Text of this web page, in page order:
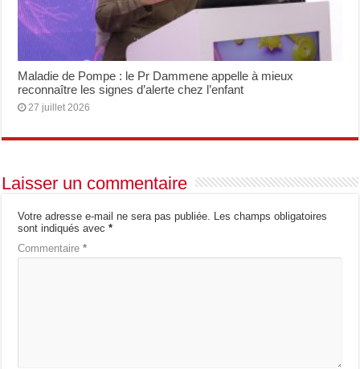
Maladie de Pompe : le Pr Dammene appelle à mieux
reconnaître les signes d’alerte chez l’enfant
27 juillet 2026
Laisser un commentaire
Votre adresse e-mail ne sera pas publiée. Les champs obligatoires
sont indiqués avec*
Commentaire*